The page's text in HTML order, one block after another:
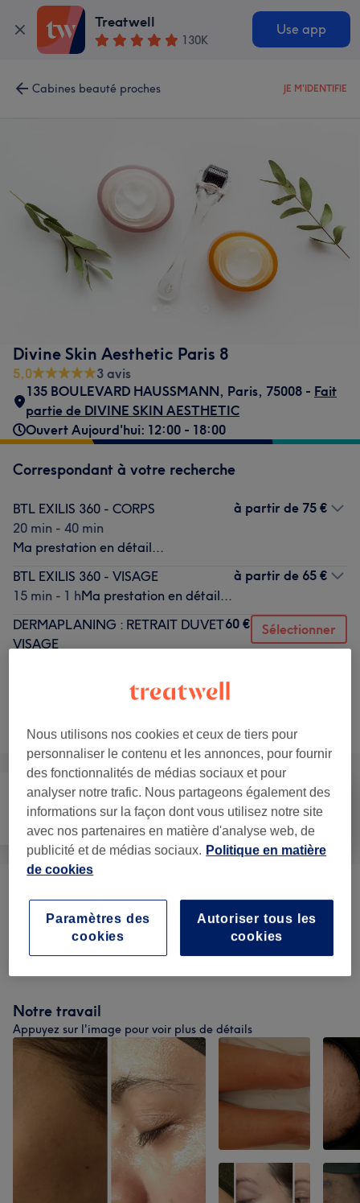
Treatwell
130K
Use app
Cabines beauté proches JE M'IDENTIFIE
Divine Skin Aesthetic Paris 8
5,0
3 avis
135 BOULEVARD HAUSSMANN, Paris, 75008 - Fait
partie de DIVINE SKIN AESTHETIC
Ouvert Aujourd'hui: 12:00 - 18:00
Correspondant à votre recherche
BTL EXILIS 360 - CORPS
20 min - 40 min
Ma prestation en détail...
à partir de 75 €
BTL EXILIS 360 - VISAGE
15 min - 1 hMa prestation en détail...
à partir de 65 €
DERMAPLANING : RETRAIT DUVET
VISAGE
60 € Sélectionner
Recherchez dans notre liste de prestations
VERGETURES & CICATRICES (A PARTIR DE
(1)
REMODELAGE DU CORPS 2) à partir de 65 €
Notre travail
Appuyez sur l'image pour voir plus de détails
Nous utilisons nos cookies et ceux de tiers pour
personnaliser le contenu et les annonces, pour fournir
des fonctionnalités de médias sociaux et pour
analyser notre trafic. Nous partageons également des
informations sur la façon dont vous utilisez notre site
avec nos partenaires en matière d'analyse web, de
publicité et de médias sociaux. Politique en matière
de cookies
Autoriser tous les
cookies
Paramètres des
cookies